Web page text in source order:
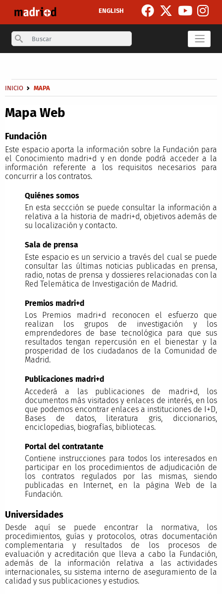
ENGLISH
Search
Breadcrumb
INICIO MAPA
Mapa Web
Fundación
Este espacio aporta la información sobre la Fundación para
el Conocimiento madri+d y en donde podrá acceder a la
información referente a los requisitos necesarios para
concurrir a los contratos.
Quiénes somos
En esta seccción se puede consultar la información a
relativa a la historia de madri+d, objetivos además de
su localización y contacto.
Sala de prensa
Este espacio es un servicio a través del cual se puede
consultar las últimas noticias publicadas en prensa,
radio, notas de prensa y dossieres relacionadas con la
Red Telemática de Investigación de Madrid.
Premios madri+d
Los Premios madri+d reconocen el esfuerzo que
realizan los grupos de investigación y los
emprendedores de base tecnológica para que sus
resultados tengan repercusión en el bienestar y la
prosperidad de los ciudadanos de la Comunidad de
Madrid.
Publicaciones madri+d
Accederá a las publicaciones de madri+d, los
documentos más visitados y enlaces de interés, en los
que podemos encontrar enlaces a instituciones de I+D,
Bases de datos, literatura gris, diccionarios,
enciclopedias, biografías, bibliotecas.
Portal del contratante
Contiene instrucciones para todos los interesados en
participar en los procedimientos de adjudicación de
los contratos regulados por las mismas, siendo
publicadas en Internet, en la página Web de la
Fundación.
Universidades
Desde aquí se puede encontrar la normativa, los
procedimientos, guías y protocolos, otras documentación
complementaria y resultados de los procesos de
evaluación y acreditación que lleva a cabo la Fundación,
además de la información relativa a las actividades
internacionales, su sistema interno de aseguramiento de la
calidad y sus publicaciones y estudios.